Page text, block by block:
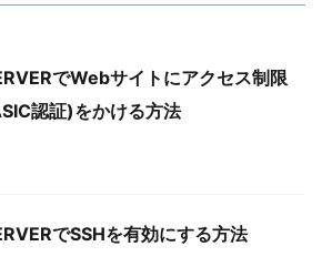
でWebサイトにアクセス制限
認証)をかける方法
でSSHを有効にする方法